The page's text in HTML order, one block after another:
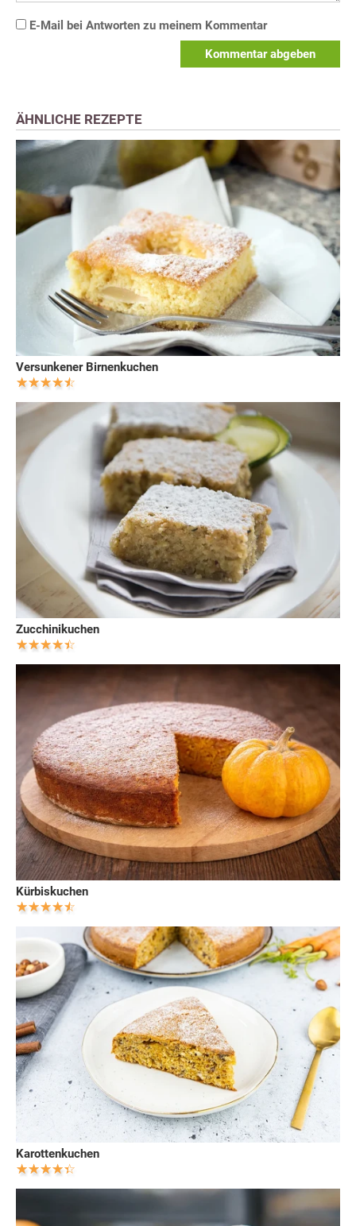
E-Mail bei Antworten zu meinem Kommentar
Kommentar abgeben
ÄHNLICHE REZEPTE
Versunkener Birnenkuchen
Zucchinikuchen
Kürbiskuchen
Karottenkuchen